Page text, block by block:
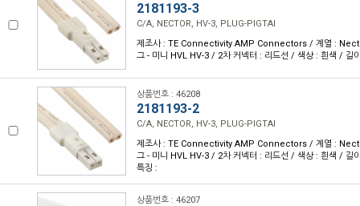
2181193-3
C/A, NECTOR, HV-3, PLUG-PIGTAI
제조사 : TE Connectivity AMP Connectors / 계열 :
그 - 미니 HVL HV-3 / 2차 커넥터 : 리드선 / 색상 : 흰색 /
상품번호 : 46208
2181193-2
C/A, NECTOR, HV-3, PLUG-PIGTAI
제조사 : TE Connectivity AMP Connectors / 계열 :
그 - 미니 HVL HV-3 / 2차 커넥터 : 리드선 / 색상 : 흰색 /
특징 :
상품번호 : 46207